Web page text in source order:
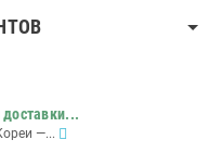
—...